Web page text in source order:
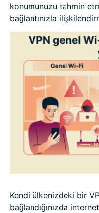
konumunuzu tahmin
bağlantınızla
Kendi ülkenizdeki bir
bağlandığınızda